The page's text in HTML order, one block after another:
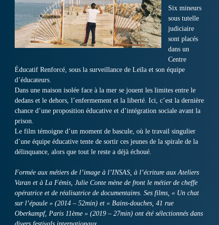
Six mineurs
sous tutelle
judiciaire
sont placés
dans un
Centre
Éducatif Renforcé, sous la surveillance de Leïla et son équipe
d’éducateurs.
Dans une maison isolée face à la mer se jouent les limites entre le
dedans et le dehors, l’enfermement et la liberté. Ici, c’est la dernière
chance d’une proposition éducative et d’intégration sociale avant la
prison.
Le film témoigne d’un moment de bascule, où le travail singulier
d’une équipe éducative tente de sortir ces jeunes de la spirale de la
délinquance, alors que tout le reste a déjà échoué.
Formée aux métiers de l’image à l’INSAS, à l’écriture aux Ateliers
Varan et à La Fémis, Julie Conte mène de front le métier de cheffe
opératrice et de réalisatrice de documentaires. Ses films, « Un chat
sur l’épaule » (2014 – 52min) et « Bains-douches, 41 rue
Oberkampf, Paris 11ème » (2019 – 27min) ont été sélectionnés dans